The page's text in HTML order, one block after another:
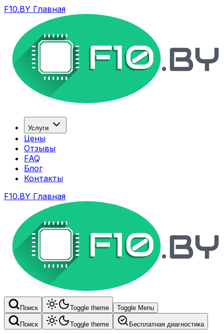
F10.BY Главная
Услуги
Цены
Отзывы
FAQ
Блог
Контакты
F10.BY Главная
Поиск Toggle theme Toggle Menu
Поиск Toggle theme Бесплатная диагностика